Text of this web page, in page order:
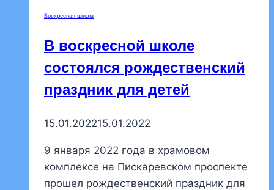
престольном
празднике
храма
Пресвятой
Воскресная школа
В воскресной школе
состоялся рождественский
праздник для детей
15.01.202215.01.2022
9 января 2022 года в храмовом
комплексе на Пискаревском проспекте
прошел рождественский праздник для